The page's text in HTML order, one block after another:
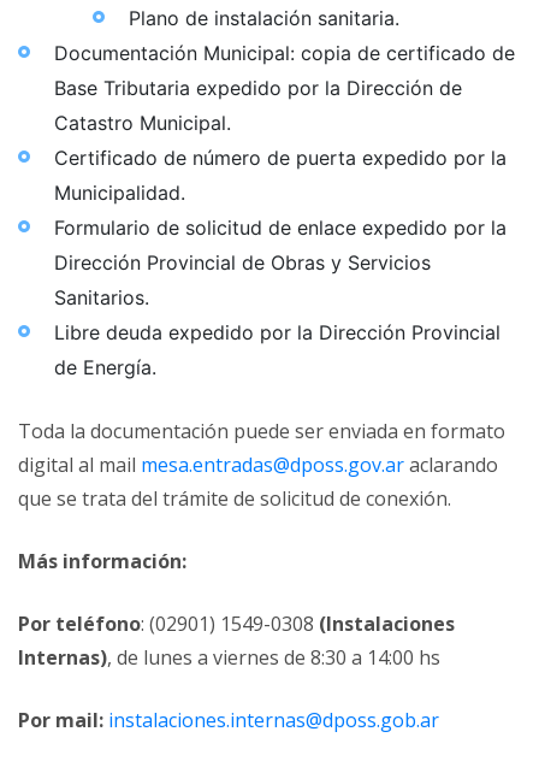
Plano de instalación sanitaria.
Documentación Municipal: copia de certificado de
Base Tributaria expedido por la Dirección de
Catastro Municipal.
Certificado de número de puerta expedido por la
Municipalidad.
Formulario de solicitud de enlace expedido por la
Dirección Provincial de Obras y Servicios
Sanitarios.
Libre deuda expedido por la Dirección Provincial
de Energía.
Toda la documentación puede ser enviada en formato
digital al mail mesa.entradas@dposs.gov.araclarando
que se trata del trámite de solicitud de conexión.
Más información:
Por teléfono: (02901) 1549-0308 (Instalaciones
Internas), de lunes a viernes de 8:30 a 14:00 hs
Por mail: instalaciones.internas@dposs.gob.ar